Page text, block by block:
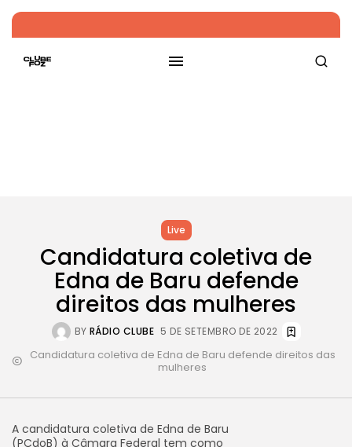
Live
Candidatura coletiva de
Edna de Baru defende
direitos das mulheres
BY RÁDIO CLUBE 5 DE SETEMBRO DE 2022
Candidatura coletiva de Edna de Baru defende direitos das
mulheres
A candidatura coletiva de Edna de Baru
(PCdoB) à Câmara Federal tem como